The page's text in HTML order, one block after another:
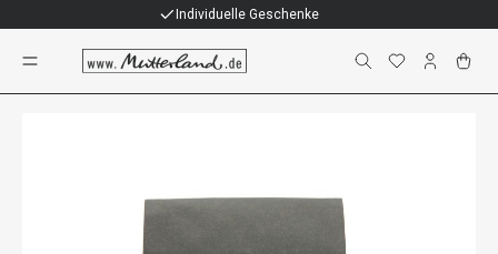
Individuelle Geschenke